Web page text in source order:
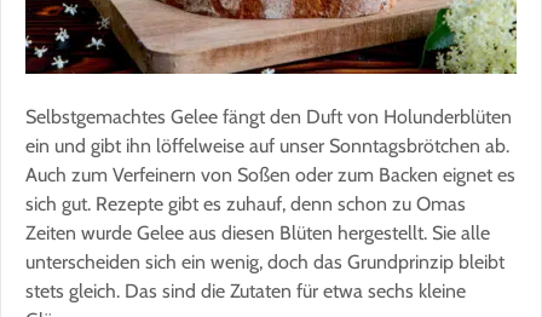
Selbstgemachtes Gelee fängt den Duft von Holunderblüten
ein und gibt ihn löffelweise auf unser Sonntagsbrötchen ab.
Auch zum Verfeinern von Soßen oder zum Backen eignet es
sich gut. Rezepte gibt es zuhauf, denn schon zu Omas
Zeiten wurde Gelee aus diesen Blüten hergestellt. Sie alle
unterscheiden sich ein wenig, doch das Grundprinzip bleibt
stets gleich. Das sind die Zutaten für etwa sechs kleine